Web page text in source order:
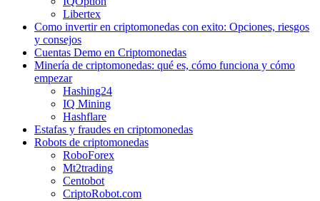
Libertex
Como invertir en criptomonedas con exito: Opciones, riesgos
y consejos
Cuentas Demo en Criptomonedas
Minería de criptomonedas: qué es, cómo funciona y cómo
empezar
Hashing24
IQ Mining
Hashflare
Estafas y fraudes en criptomonedas
Robots de criptomonedas
RoboForex
Mt2trading
Centobot
CriptoRobot.com